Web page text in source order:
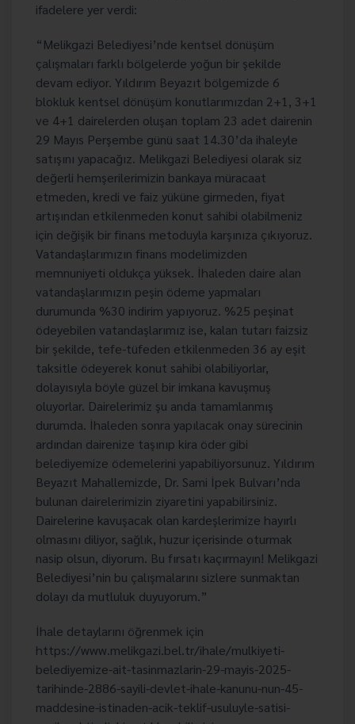
ifadelere yer verdi:
“Melikgazi Belediyesi’nde kentsel dönüşüm
çalışmaları farklı bölgelerde yoğun bir şekilde
devam ediyor. Yıldırım Beyazıt bölgemizde 6
blokluk kentsel dönüşüm konutlarımızdan 2+1, 3+1
ve 4+1 dairelerden oluşan toplam 23 adet dairenin
29 Mayıs Perşembe günü saat 14.30’da ihaleyle
satışını yapacağız. Melikgazi Belediyesi olarak siz
değerli hemşerilerimizin bankaya müracaat
etmeden, kredi ve faiz yüküne girmeden, fiyat
artışından etkilenmeden konut sahibi olabilmeniz
için değişik bir finans metoduyla karşınıza çıkıyoruz.
Vatandaşlarımızın finans modelimizden
memnuniyeti oldukça yüksek. İhaleden daire alan
vatandaşlarımızın peşin ödeme yapmaları
durumunda %30 indirim yapıyoruz. %25 peşinat
ödeyebilen vatandaşlarımız ise, kalan tutarı faizsiz
bir şekilde, tefe-tüfeden etkilenmeden 36 ay eşit
taksitle ödeyerek konut sahibi olabiliyorlar,
dolayısıyla böyle güzel bir imkana kavuşmuş
oluyorlar. Dairelerimiz şu anda tamamlanmış
durumda. İhaleden sonra yapılacak onay sürecinin
ardından dairenize taşınıp kira öder gibi
belediyemize ödemelerini yapabiliyorsunuz. Yıldırım
Beyazıt Mahallemizde, Dr. Sami İpek Bulvarı’nda
bulunan dairelerimizin ziyaretini yapabilirsiniz.
Dairelerine kavuşacak olan kardeşlerimize hayırlı
olmasını diliyor, sağlık, huzur içerisinde oturmak
nasip olsun, diyorum. Bu fırsatı kaçırmayın! Melikgazi
Belediyesi’nin bu çalışmalarını sizlere sunmaktan
dolayı da mutluluk duyuyorum.”
İhale detaylarını öğrenmek için
https://www.melikgazi.bel.tr/ihale/mulkiyeti-
belediyemize-ait-tasinmazlarin-29-mayis-2025-
tarihinde-2886-sayili-devlet-ihale-kanunu-nun-45-
maddesine-istinaden-acik-teklif-usuluyle-satisi-